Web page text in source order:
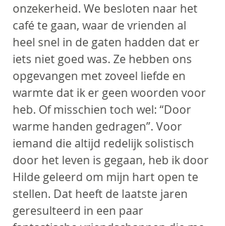
onzekerheid. We besloten naar het
café te gaan, waar de vrienden al
heel snel in de gaten hadden dat er
iets niet goed was. Ze hebben ons
opgevangen met zoveel liefde en
warmte dat ik er geen woorden voor
heb. Of misschien toch wel: “Door
warme handen gedragen”. Voor
iemand die altijd redelijk solistisch
door het leven is gegaan, heb ik door
Hilde geleerd om mijn hart open te
stellen. Dat heeft de laatste jaren
geresulteerd in een paar